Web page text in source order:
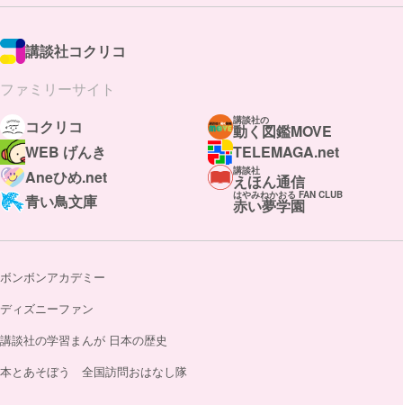
講談社コクリコ
ファミリーサイト
コクリコ
講談社の
動く図鑑MOVE
WEB げんき
TELEMAGA.net
Aneひめ.net
講談社
えほん通信
青い鳥文庫
はやみねかおる FAN CLUB
赤い夢学園
ボンボンアカデミー
ディズニーファン
講談社の学習まんが 日本の歴史
本とあそぼう 全国訪問おはなし隊